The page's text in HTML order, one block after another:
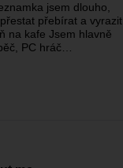
jsem dlouho,
přebírat a vyrazit
na kafe Jsem hlavně
PC hráč…